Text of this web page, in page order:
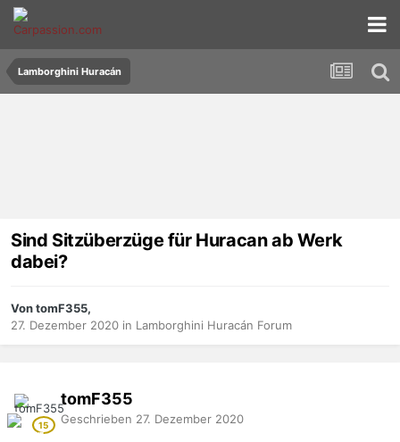
Lamborghini Huracán
Sind Sitzüberzüge für Huracan ab Werk
dabei?
Von tomF355,
27. Dezember 2020 in Lamborghini Huracán Forum
tomF355
Geschrieben 27. Dezember 2020